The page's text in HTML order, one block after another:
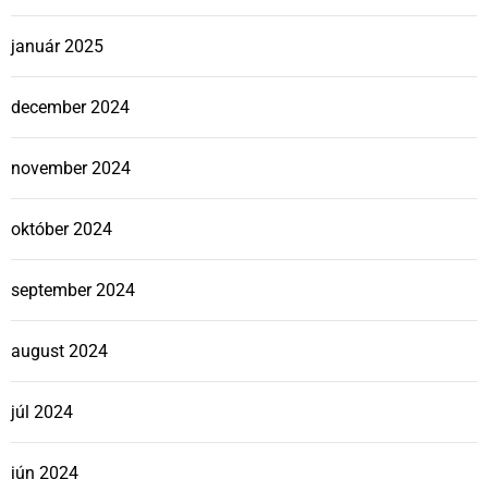
január 2025
december 2024
november 2024
október 2024
september 2024
august 2024
júl 2024
jún 2024